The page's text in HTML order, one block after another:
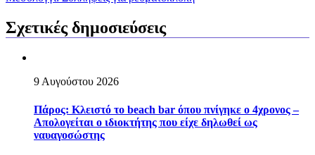
Σχετικές δημοσιεύσεις
9 Αυγούστου 2026
Πάρος: Κλειστό το beach bar όπου πνίγηκε ο 4χρονος –
Απολογείται ο ιδιοκτήτης που είχε δηλωθεί ως
ναυαγοσώστης